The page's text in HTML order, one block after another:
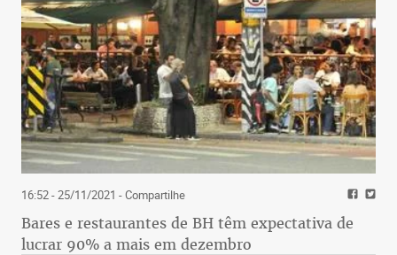
16:52 - 25/11/2021 - Compartilhe
Bares e restaurantes de BH têm expectativa de
lucrar 90% a mais em dezembro